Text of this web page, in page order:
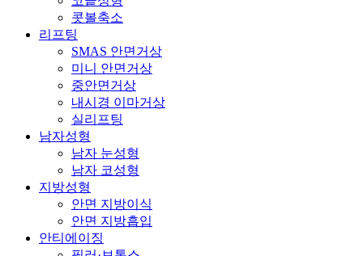
콧볼축소
리프팅
SMAS 안면거상
미니 안면거상
중안면거상
내시경 이마거상
실리프팅
남자성형
남자 눈성형
남자 코성형
지방성형
안면 지방이식
안면 지방흡입
안티에이징